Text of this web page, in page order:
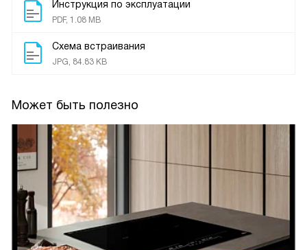
Инструкция по эксплуатации
Схема встраивания
Может быть полезно